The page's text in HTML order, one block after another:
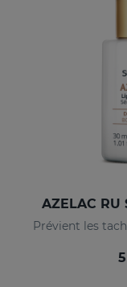
AZELAC
Prévient les